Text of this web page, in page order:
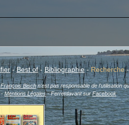
-Best of-Bibliographie-Recherche
François Bischn'est pas responsable de l'utilisation
-Mentions Légales- Ferretdavant surFacebook